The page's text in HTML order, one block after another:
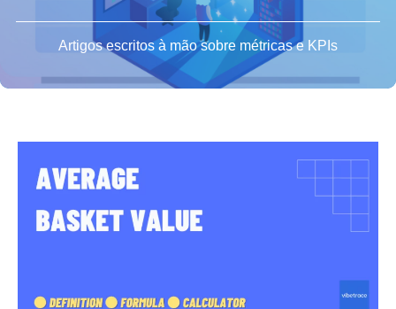
Artigos escritos à mão sobre métricas e KPIs